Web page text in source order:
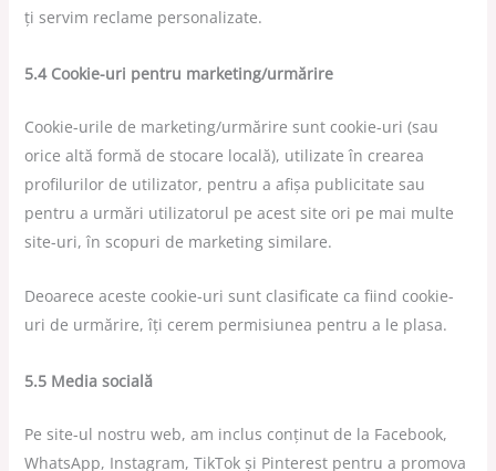
ți servim reclame personalizate.
5.4 Cookie-uri pentru marketing/urmărire
Cookie-urile de marketing/urmărire sunt cookie-uri (sau
orice altă formă de stocare locală), utilizate în crearea
profilurilor de utilizator, pentru a afișa publicitate sau
pentru a urmări utilizatorul pe acest site ori pe mai multe
site-uri, în scopuri de marketing similare.
Deoarece aceste cookie-uri sunt clasificate ca fiind cookie-
uri de urmărire, îți cerem permisiunea pentru a le plasa.
5.5 Media socială
Pe site-ul nostru web, am inclus conținut de la Facebook,
WhatsApp, Instagram, TikTok și Pinterest pentru a promova